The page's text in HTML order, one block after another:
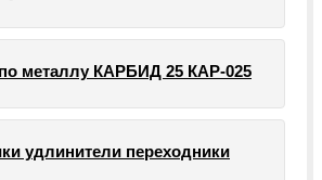
металлу КАРБИД 25 КАР-025
удлинители переходники